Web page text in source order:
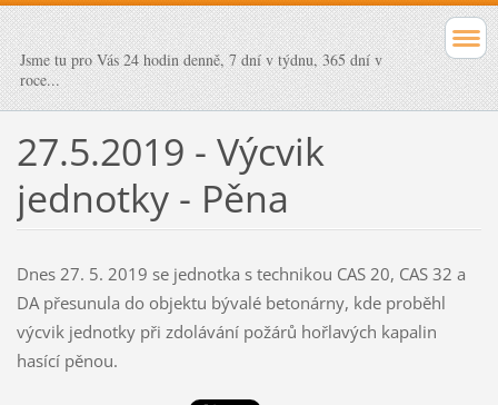
Jsme tu pro Vás 24 hodin denně, 7 dní v týdnu, 365 dní v
roce...
27.5.2019 - Výcvik
jednotky - Pěna
Dnes 27. 5. 2019 se jednotka s technikou CAS 20, CAS 32 a
DA přesunula do objektu bývalé betonárny, kde proběhl
výcvik jednotky při zdolávání požárů hořlavých kapalin
hasící pěnou.